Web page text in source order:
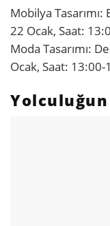
Mobilya Tasarımı:
22 Ocak, Saat:
Moda Tasarımı:
Ocak, Saat: 13:00-